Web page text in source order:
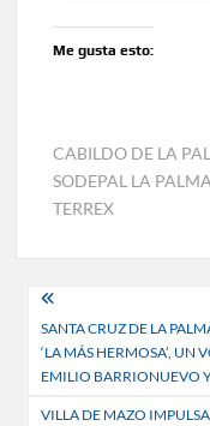
Me gusta esto:
CABILDO DE LA
SODEPAL LA PALMA
TERREX
Navegación
de
entradas
SANTA CRUZ DE LA
‘LA MÁS HERMOSA’,
EMILIO BARRIONUEVO
VILLA DE MAZO